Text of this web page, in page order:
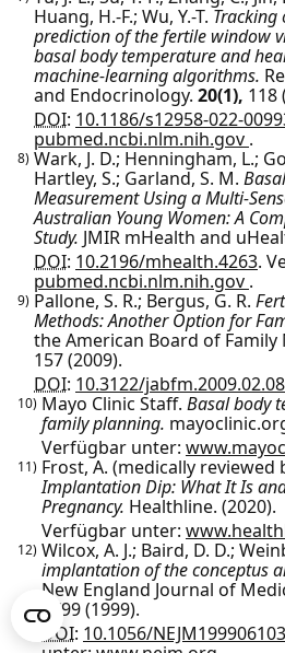
Huang, H.-F.; Wu, Y.-T. Tracking
prediction of the fertile window
basal body temperature and
machine-learning algorithms.
and Endocrinology.20(1), 118
DOI: 10.1186/s12958-022-
pubmed.ncbi.nlm.nih.gov .
8) Wark, J. D.; Henningham, L.;
Hartley, S.; Garland, S. M.
Measurement Using a Multi-
Australian Young Women: A
Study. JMIR mHealth and
DOI: 10.2196/mhealth.4263.
pubmed.ncbi.nlm.nih.gov .
9) Pallone, S. R.; Bergus, G. R.
Methods: Another Option for
the American Board of Family
157(2009).
DOI: 10.3122/
10) Mayo Clinic Staff. Basal body
family planning.
Verfügbar unter:
11) Frost, A. (medically reviewed
Implantation Dip: What It Is
Pregnancy. Healthline. (2020).
Verfügbar unter:
12) Wilcox, A. J.; Baird, D. D.;
implantation of the conceptus
New England Journal of
1799(1999).
DOI: 10.1056/